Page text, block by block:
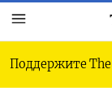
Поддержите